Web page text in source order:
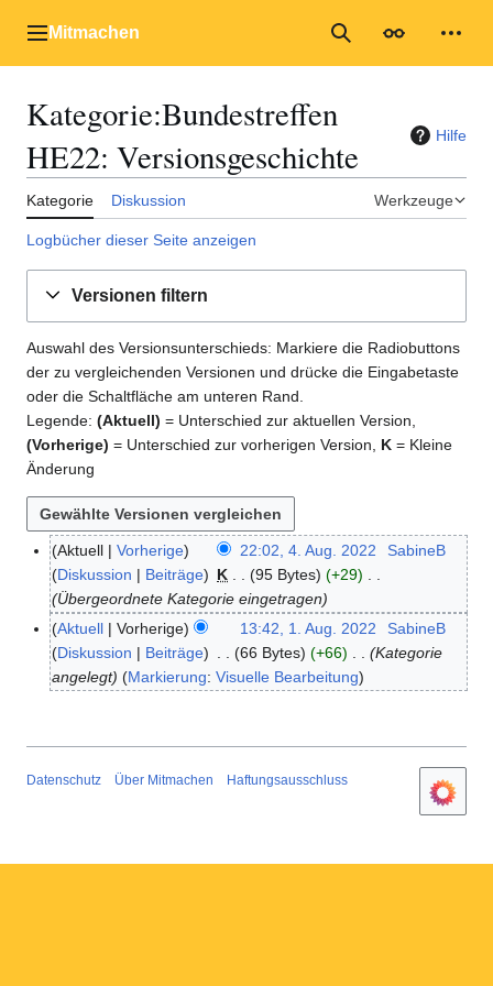
Inhalt
Hauptmenü
Mitmachen Suche
Kategorie:Bundestreffen
HE22: Versionsgeschichte Hilfe
Kategorie Diskussion Werkzeuge
Logbücher dieser Seite anzeigen
Versionen filtern
Auswahl des Versionsunterschieds: Markiere die Radiobuttons
der zu vergleichenden Versionen und drücke die Eingabetaste
oder die Schaltfläche am unteren Rand.
Legende: (Aktuell) = Unterschied zur aktuellen Version,
(Vorherige) = Unterschied zur vorherigen Version, K = Kleine
Änderung
4
u
2
Aktuell Vorherige 22:02, 4. Aug. 2022
SabineB
Diskussion
Beiträge K 95 Bytes
+29
Übergeordnete Kategorie eingetragen
1
u
s
Aktuell Vorherige 13:42, 1. Aug. 2022
SabineB
Diskussion
Beiträge 66 Bytes +66
Kategorie
angelegt
Markierung:Visuelle Bearbeitung
Datenschutz Über Mitmachen Haftungsausschluss